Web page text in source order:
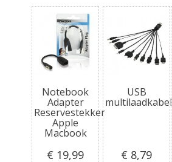
Notebook
Adapter
Reservestekker
Apple
Macbook
€ 19,99
USB
multilaadkabel
€ 8,79